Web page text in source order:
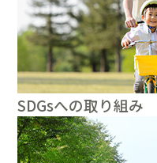
SDGsへの取り組み